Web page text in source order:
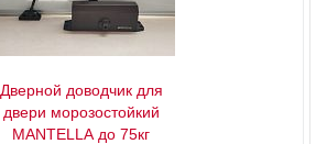
Дверной доводчик для
двери морозостойкий
MANTELLA до 75кг